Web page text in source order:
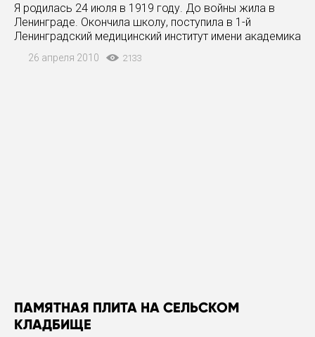
Я родилась 24 июля в 1919 году. До войны жила в
Ленинграде. Окончила школу, поступила в 1-й
Ленинградский медицинский институт имени академика
на практику в пригород, Гатчину (до 1944 года —
26 апреля 2010 2133
ПАМЯТНАЯ ПЛИТА НА СЕЛЬСКОМ
КЛАДБИЩЕ